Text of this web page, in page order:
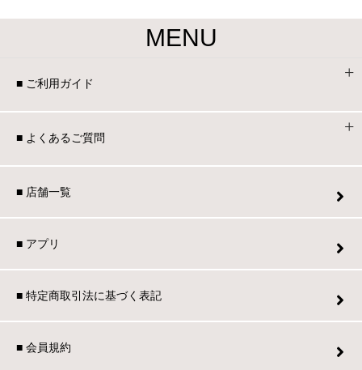
MENU
■ ご利用ガイド
■ よくあるご質問
■ 店舗一覧
■ アプリ
■ 特定商取引法に基づく表記
■ 会員規約